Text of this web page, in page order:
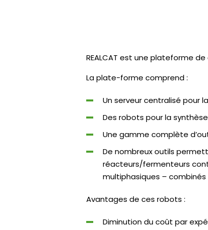
REALCAT est une plateforme
La plate-forme comprend :
Un serveur centralisé pour
Des robots pour la
Une gamme complète
De nombreux outils
réacteurs/fermenteurs
multiphasiques –
Avantages de ces robots :
Diminution du coût par